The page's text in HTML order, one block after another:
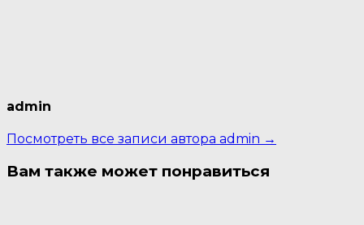
admin
Посмотреть все записи автора admin →
Вам также может понравиться